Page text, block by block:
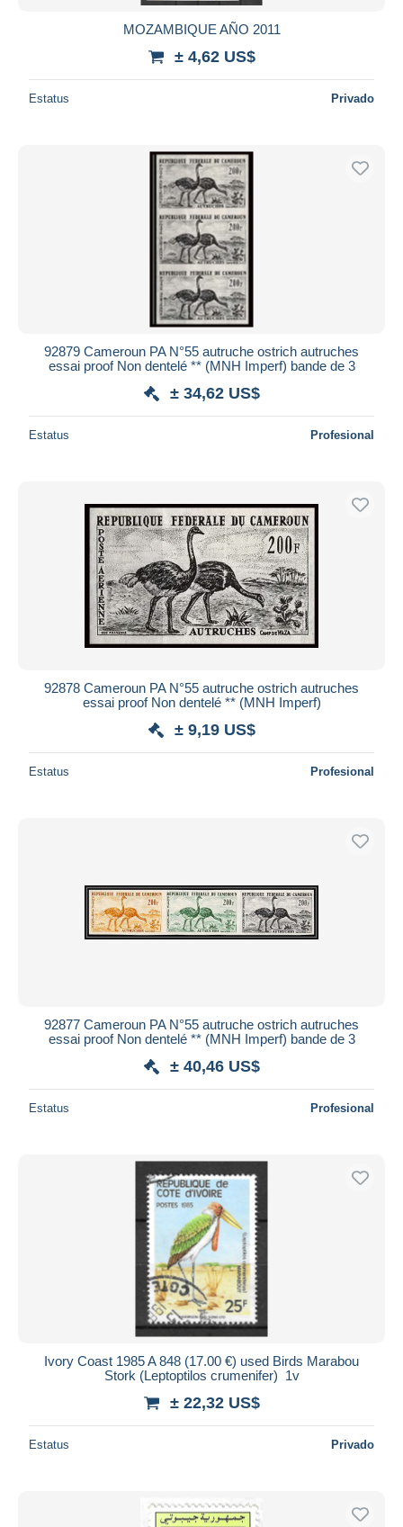
MOZAMBIQUE AÑO 2011
± 4,62 US$
Estatus Privado
92879 Cameroun PA N°55 autruche ostrich autruches
essai proof Non dentelé ** (MNH Imperf) bande de 3
± 34,62 US$
Estatus Profesional
92878 Cameroun PA N°55 autruche ostrich autruches
essai proof Non dentelé ** (MNH Imperf)
± 9,19 US$
Estatus Profesional
92877 Cameroun PA N°55 autruche ostrich autruches
essai proof Non dentelé ** (MNH Imperf) bande de 3
± 40,46 US$
Estatus Profesional
Ivory Coast 1985 A 848 (17.00 €) used Birds Marabou
Stork (Leptoptilos crumenifer) 1v
± 22,32 US$
Estatus Privado